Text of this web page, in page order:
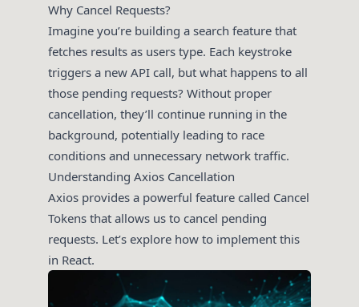
Why Cancel Requests?
Imagine you’re building a search feature that
fetches results as users type. Each keystroke
triggers a new API call, but what happens to all
those pending requests? Without proper
cancellation, they’ll continue running in the
background, potentially leading to race
conditions and unnecessary network traffic.
Understanding Axios Cancellation
Axios provides a powerful feature called Cancel
Tokens that allows us to cancel pending
requests. Let’s explore how to implement this
in React.